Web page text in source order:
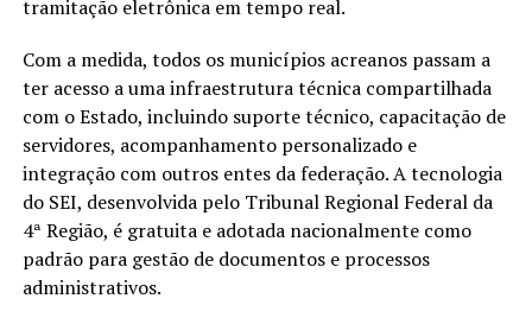
tramitação eletrônica em tempo real.
Com a medida, todos os municípios acreanos passam a
ter acesso a uma infraestrutura técnica compartilhada
com o Estado, incluindo suporte técnico, capacitação de
servidores, acompanhamento personalizado e
integração com outros entes da federação. A tecnologia
do SEI, desenvolvida pelo Tribunal Regional Federal da
4ª Região, é gratuita e adotada nacionalmente como
padrão para gestão de documentos e processos
administrativos.